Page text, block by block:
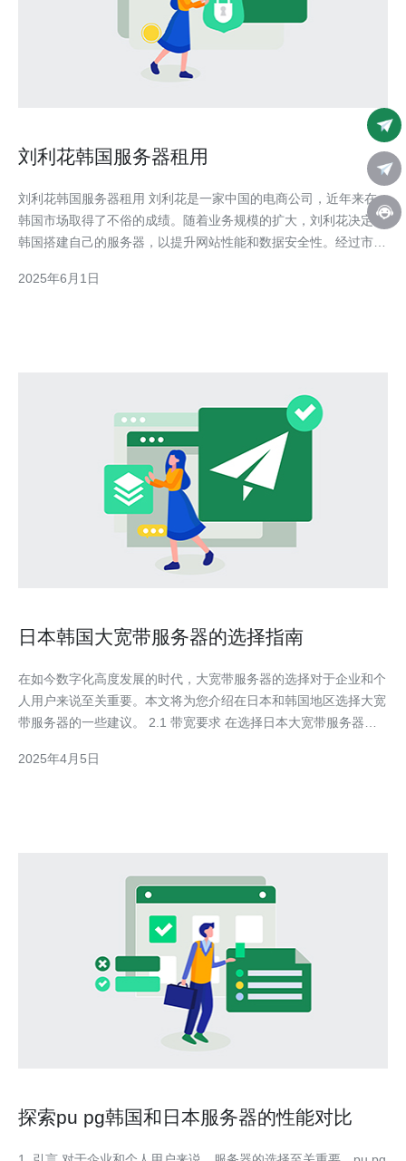
刘利花韩国服务器租用
刘利花韩国服务器租用 刘利花是一家中国的电商公司，近年来在
韩国市场取得了不俗的成绩。随着业务规模的扩大，刘利花决定在
韩国搭建自己的服务器，以提升网站性能和数据安全性。经过市场
刘利花选择在韩国租用服务器有以下几个原因： 降低访问延迟：
2025年6月1日
日本韩国大宽带服务器的选择指南
在如今数字化高度发展的时代，大宽带服务器的选择对于企业和个
人用户来说至关重要。本文将为您介绍在日本和韩国地区选择大宽
带服务器的一些建议。 2.1 带宽要求 在选择日本大宽带服务器之
数据，那么您需要选择具有更高带宽的服务器。 2.2 网络稳定性
2025年4月5日
探索pu pg韩国和日本服务器的性能对比